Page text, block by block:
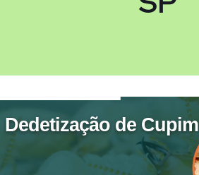
Dedetização de Cupim